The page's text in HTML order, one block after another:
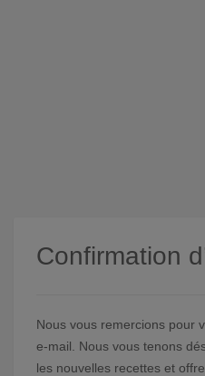
Confirmation
Nous vous remercions pour
e-mail. Nous vous tenons
les nouvelles recettes et